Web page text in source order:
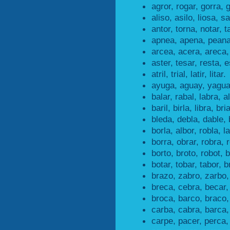
agror, rogar, gorra,
aliso, asilo, liosa,
antor, torna, notar,
apnea, apena,
arcea, acera,
aster, tesar, resta,
atril, trial, latir, litar.
ayuga, aguay,
balar, rabal, labra,
baril, birla, libra,
bleda, debla, dable,
borla, albor, robla,
borra, obrar, robra,
borto, broto, robot,
botar, tobar, tabor,
brazo, zabro,
breca, cebra,
broca, barco,
carba, cabra,
carpe, pacer,